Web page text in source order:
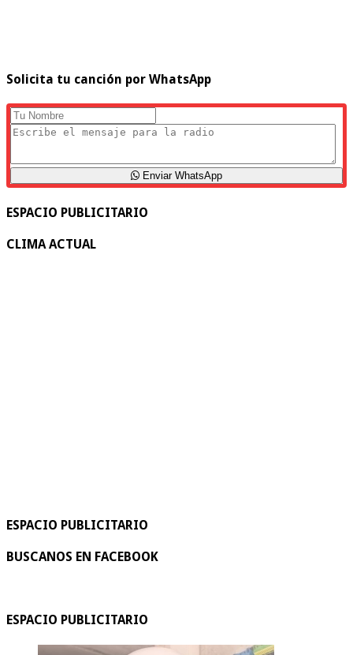
Solicita tu canción por WhatsApp
Enviar WhatsApp
ESPACIO PUBLICITARIO
CLIMA ACTUAL
ESPACIO PUBLICITARIO
BUSCANOS EN FACEBOOK
ESPACIO PUBLICITARIO